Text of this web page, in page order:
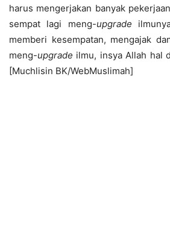
harus mengerjakan banyak
sempat lagi meng-upgrade
memberi kesempatan, mengajak
meng-upgrade ilmu, insya Allah hal
[Muchlisin BK/WebMuslimah]